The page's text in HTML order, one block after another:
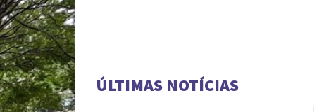
ÚLTIMAS NOTÍCIAS